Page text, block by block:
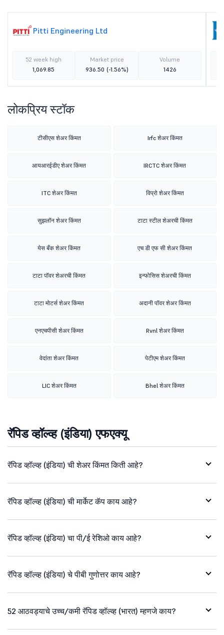
Pitti Engineering Ltd
52 week high
1,069.85
Market price
936.50 (-1.56%)
Volume
1426
लोकप्रिय स्टॉक
टीसीएस शेअर किंमत Irfc शेअर किंमत
आयआरईडीए शेअर किंमत IRCTC शेअर किंमत
ITC शेअर किंमत विप्रो शेअर किंमत
सुझलॉन शेअर किंमत टाटा स्टील शेअरची किंमत
येस बँक शेअर किंमत एच डी एफ सी शेअर किंमत
टाटा पॉवर शेअरची किंमत इन्फोसिस शेअरची किंमत
टाटा मोटर्स शेअर किंमत अदानी पॉवर शेअर किंमत
एनएचपीसी शेअर किंमत Rvnl शेअर किंमत
वेदांता शेअर किंमत पेटीएम शेअर किंमत
LIC शेअर किंमत Bhel शेअर किंमत
रॅपिड व्हॉल्व्ह (इंडिया) एफएक्यू
रॅपिड व्हॉल्व्ह (इंडिया) ची शेअर किंमत किती आहे?
रॅपिड व्हॉल्व्ह (इंडिया) ची मार्केट कॅप काय आहे?
रॅपिड व्हॉल्व्ह (इंडिया) चा पी/ई रेशिओ काय आहे?
रॅपिड व्हॉल्व्ह (इंडिया) चे पीबी गुणोत्तर काय आहे?
52 आठवड्याचे उच्च/कमी रॅपिड व्हॉल्व्ह (भारत) म्हणजे काय?